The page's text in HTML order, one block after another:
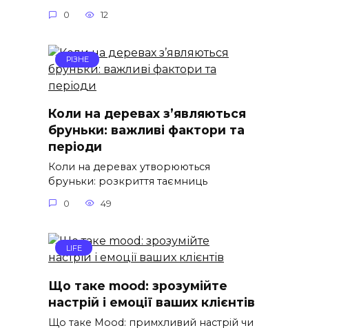
0 12
РІЗНЕ
Коли на деревах з’являються
бруньки: важливі фактори та
періоди
Коли на деревах утворюються
бруньки: розкриття таємниць
0 49
LIFE
Що таке mood: зрозумійте
настрій і емоції ваших клієнтів
Що таке Mood: примхливий настрій чи